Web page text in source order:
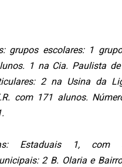
grupos escolares: 1
1 na Cia. Paulista
2 na Usina da
com 171 alunos.
Estaduais 1, com
2 B. Olaria e